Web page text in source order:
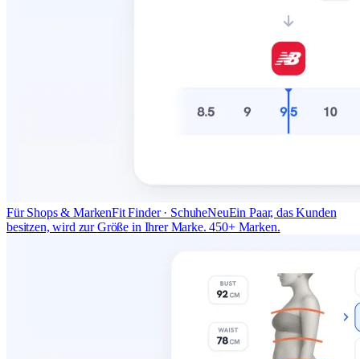
Für Shops & MarkenFit Finder · SchuheNeuEin Paar, das Kunden
besitzen, wird zur Größe in Ihrer Marke. 450+ Marken.